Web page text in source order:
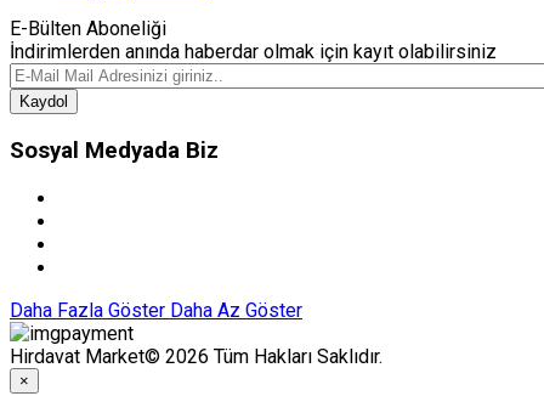
E-Bülten Aboneliği
İndirimlerden anında haberdar olmak için kayıt olabilirsiniz
Kaydol
Sosyal Medyada Biz
Daha Fazla Göster Daha Az Göster
Hirdavat Market© 2026 Tüm Hakları Saklıdır.
×